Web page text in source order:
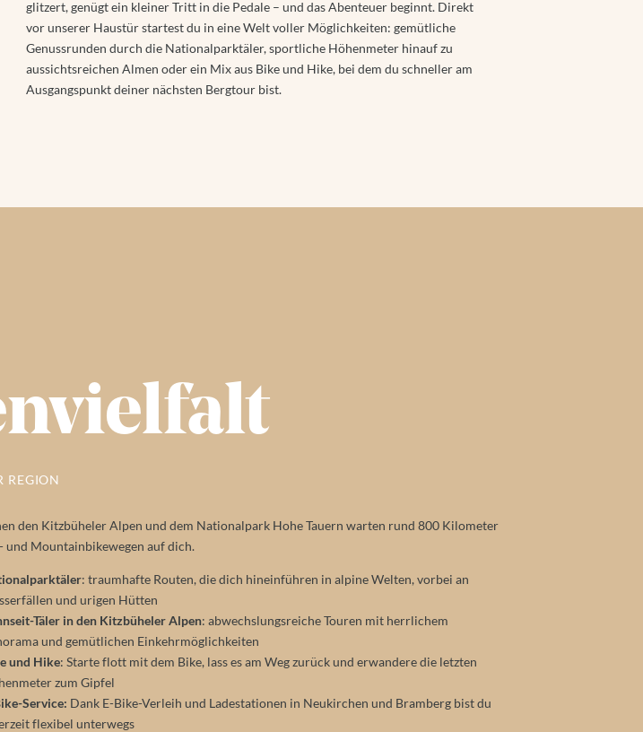
Das Baumhaus
glitzert, genügt ein kleiner Tritt in die Pedale – und das Abenteuer beginnt. Direkt
vor unserer Haustür startest du in eine Welt voller Möglichkeiten: gemütliche
Genussrunden durch die Nationalparktäler, sportliche Höhenmeter hinauf zu
aussichtsreichen Almen oder ein Mix aus Bike und Hike, bei dem du schneller am
Ausgangspunkt deiner nächsten Bergtour bist.
REGION
den Kitzbüheler Alpen und dem Nationalpark Hohe Tauern warten rund 800 Kilometer
und Mountainbikewegen auf dich.
: traumhafte Routen, die dich hineinführen in alpine Welten, vorbei an
und urigen Hütten
Täler in den Kitzbüheler Alpen: abwechslungsreiche Touren mit herrlichem
und gemütlichen Einkehrmöglichkeiten
und Hike: Starte flott mit dem Bike, lass es am Weg zurück und erwandere die letzten
zum Gipfel
Service: Dank E-Bike-Verleih und Ladestationen in Neukirchen und Bramberg bist du
flexibel unterwegs